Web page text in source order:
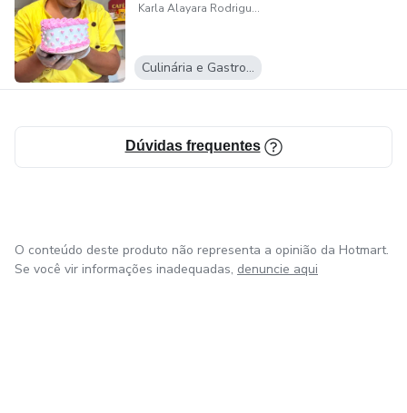
Karla Alayara Rodrigues da Silva
Culinária e Gastronomia
Dúvidas frequentes
O conteúdo deste produto não representa a opinião da Hotmart.
Se você vir informações inadequadas, denuncie aqui